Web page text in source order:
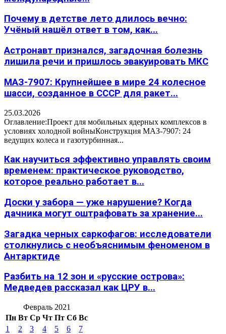
Почему в детстве лето длилось вечно:
Учёный нашёл ответ в том, как...
Астронавт признался, загадочная болезнь
лишила речи и пришлось эвакуировать МКС
МАЗ-7907: Крупнейшее в мире 24 колесное
шасси, созданное в СССР для ракет...
25.03.2026
Оглавление:Проект для мобильных ядерных комплексов в
условиях холодной войныКонструкция МАЗ-7907: 24
ведущих колеса и газотурбинная...
Как научиться эффективно управлять своим
временем: практическое руководство,
которое реально работает в...
Доски у забора — уже нарушение? Когда
дачника могут оштрафовать за хранение...
Загадка черных саркофагов: исследователи
столкнулись с необъяснимым феноменом в
Антарктиде
Разбить на 12 зон и «русские острова»:
Медведев рассказал как ЦРУ в...
Февраль 2021
Пн Вт Ср Чт Пт Сб Вс
1
2 3 4 5 6
7